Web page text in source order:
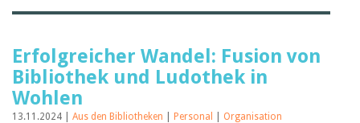
Erfolgreicher Wandel: Fusion von
Bibliothek und Ludothek in
Wohlen
13.11.2024 | Aus den Bibliotheken Personal Organisation